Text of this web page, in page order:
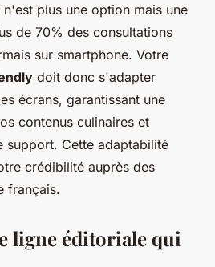
plus une option mais une
de 70% des consultations
sur smartphone. Votre
doit donc s'adapter
écrans, garantissant une
contenus culinaires et
support. Cette adaptabilité
crédibilité auprès des
français.
ligne éditoriale qui